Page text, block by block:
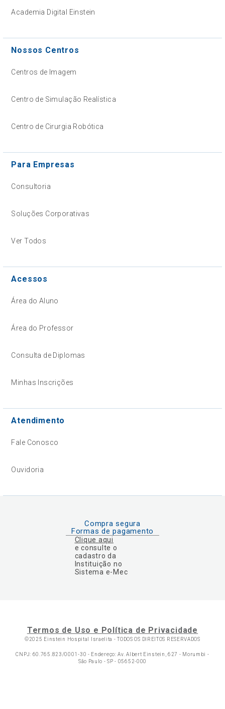
Academia Digital Einstein
Nossos Centros
Centros de Imagem
Centro de Simulação Realística
Centro de Cirurgia Robótica
Para Empresas
Consultoria
Soluções Corporativas
Ver Todos
Acessos
Área do Aluno
Área do Professor
Consulta de Diplomas
Minhas Inscrições
Atendimento
Fale Conosco
Ouvidoria
Compra segura
Formas de pagamento
Clique aqui
e consulte o
cadastro da
Instituição no
Sistema e-Mec
Termos de Uso e Política de Privacidade
©2025 Einstein Hospital Israelita -TODOS OS DIREITOS RESERVADOS
CNPJ: 60.765.823/0001-30 - Endereço: Av. Albert Einstein, 627 - Morumbi -
São Paulo - SP - 05652-000